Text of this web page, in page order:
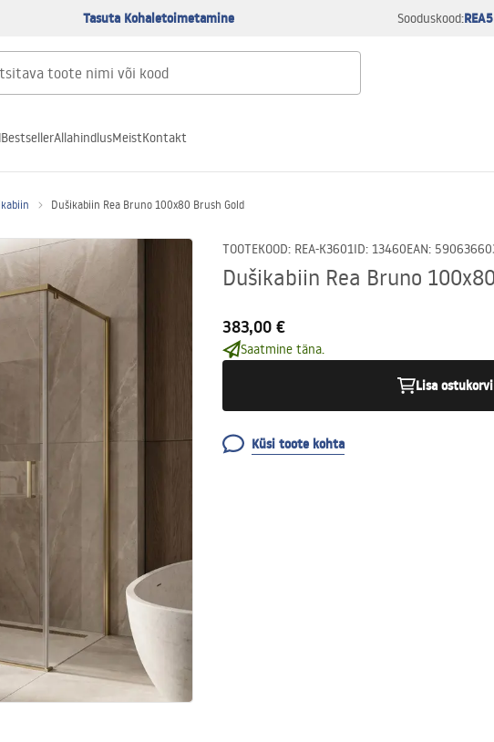
Tasuta Kohaletoimetamine Sooduskood:REA5
BestsellerAllahindlusMeistKontakt
Dušikabiin Rea Bruno 100x80 Brush Gold
TOOTEKOOD: REA-K3601ID: 13460EAN:
Dušikabiin Rea Bruno
383,00 €
Saatmine täna.
Lisa ostukorvi
Küsi toote kohta